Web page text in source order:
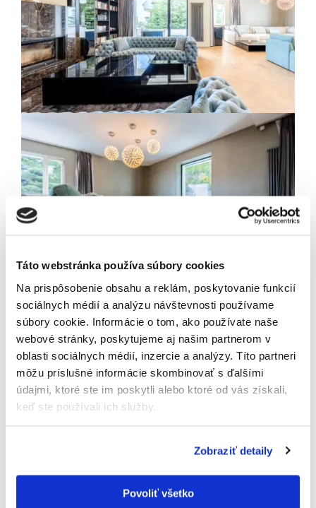
Táto webstránka používa súbory cookies
Na prispôsobenie obsahu a reklám, poskytovanie funkcií
sociálnych médií a analýzu návštevnosti používame
súbory cookie. Informácie o tom, ako používate naše
webové stránky, poskytujeme aj našim partnerom v
oblasti sociálnych médií, inzercie a analýzy. Títo partneri
môžu príslušné informácie skombinovať s ďalšími
údajmi, ktoré ste im poskytli alebo ktoré od vás získali,
keď ste používali ich služby.
Zobraziť detaily
Povoliť všetko
sveta realít.
Odoslaním tohto formulára súhlasíte so
spracúvaním osobných údajov.